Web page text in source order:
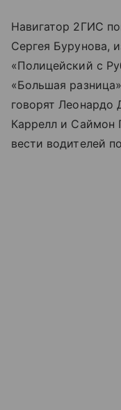
Навигатор 2ГИС
Сергея Бурунова,
«Полицейский с
«Большая
говорят
Каррелл и Саймон
вести водителей